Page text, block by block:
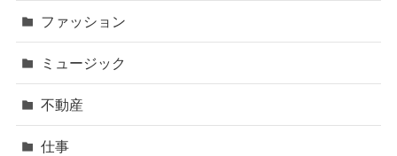
ファッション
ミュージック
不動産
仕事